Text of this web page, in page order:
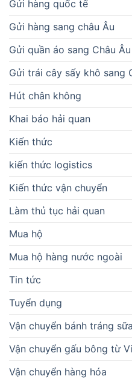
Gửi hàng quốc tế
Gửi hàng sang châu Âu
Gửi quần áo sang Châu Âu
Gửi trái cây sấy khô sang
Hút chân không
Khai báo hải quan
Kiến thức
kiến thức logistics
Kiến thức vận chuyển
Làm thủ tục hải quan
Mua hộ
Mua hộ hàng nước ngoài
Tin tức
Tuyển dụng
Vận chuyển bánh tráng
Vận chuyển gấu bông từ
Vận chuyển hàng hóa